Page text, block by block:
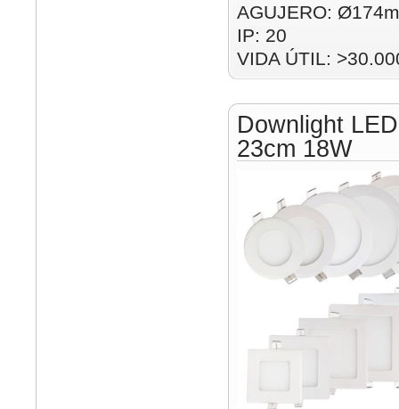
AGUJERO:
IP: 20
VIDA ÚTIL:
Downlight
23cm 18W